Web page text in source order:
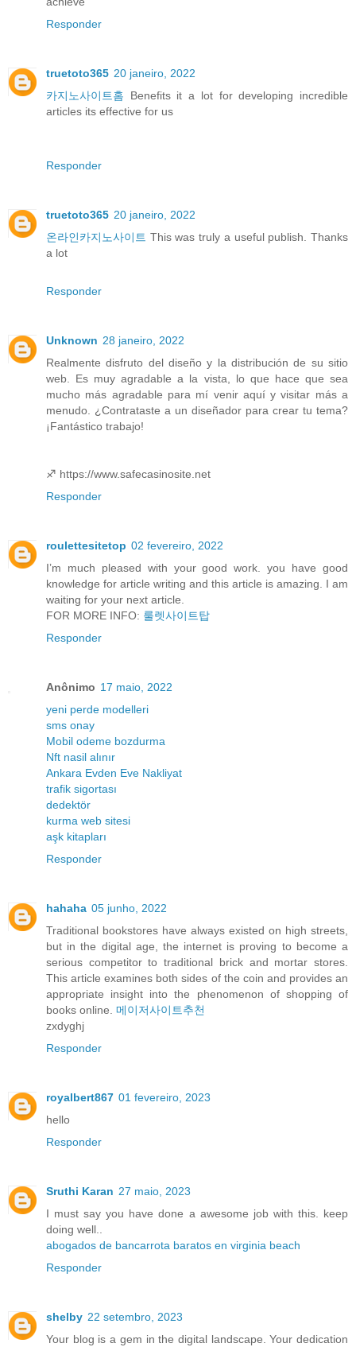
Responder
truetoto365 20 janeiro, 2022
카지노사이트홈 Benefits it a lot for developing incredible
articles its effective for us
Responder
truetoto365 20 janeiro, 2022
온라인카지노사이트 This was truly a useful publish. Thanks
a lot
Responder
Unknown 28 janeiro, 2022
Realmente disfruto del diseño y la distribución de su sitio
web. Es muy agradable a la vista, lo que hace que sea
mucho más agradable para mí venir aquí y visitar más a
menudo. ¿Contrataste a un diseñador para crear tu tema?
¡Fantástico trabajo!
♐ https://www.safecasinosite.net
Responder
roulettesitetop 02 fevereiro, 2022
I’m much pleased with your good work. you have good
knowledge for article writing and this article is amazing. I am
waiting for your next article.
FOR MORE INFO: 룰렛사이트탑
Responder
Anônimo 17 maio, 2022
yeni perde modelleri
sms onay
Mobil odeme bozdurma
Nft nasil alınır
Ankara Evden Eve Nakliyat
trafik sigortası
dedektör
kurma web sitesi
aşk kitapları
Responder
hahaha 05 junho, 2022
Traditional bookstores have always existed on high streets,
but in the digital age, the internet is proving to become a
serious competitor to traditional brick and mortar stores.
This article examines both sides of the coin and provides an
appropriate insight into the phenomenon of shopping of
books online. 메이저사이트추천
zxdyghj
Responder
royalbert867 01 fevereiro, 2023
hello
Responder
Sruthi Karan 27 maio, 2023
I must say you have done a awesome job with this. keep
doing well..
abogados de bancarrota baratos en virginia beach
Responder
shelby 22 setembro, 2023
Your blog is a gem in the digital landscape. Your dedication